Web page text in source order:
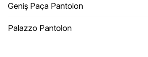
Geniş Paça Pantolon
Palazzo Pantolon